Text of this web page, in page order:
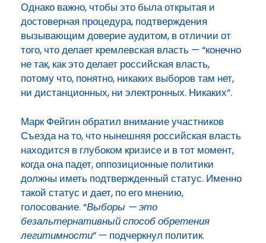
Однако важно, чтобы это была открытая и
достоверная процедура, подтверждения
вызывающим доверие аудитом, в отличии от
того, что делает кремлевская власть — “конечно
не так, как этоделает российская власть,
потому что, понятно, никаких выборов там нет,
нидистанционных, ни электронных. Никаких”.
Марк Фейгин обратил внимание участников
Съезда на то, что нынешняя российская власть
находится в глубоком кризисе и в тот момент,
когда она падет, оппозиционные политики
должны иметь подтвержденный статус. Именно
такой статус и дает, по его мнению,
голосование. “Выборы — это
безальтернативный способ обретения
легитимности” — подчеркнул политик.